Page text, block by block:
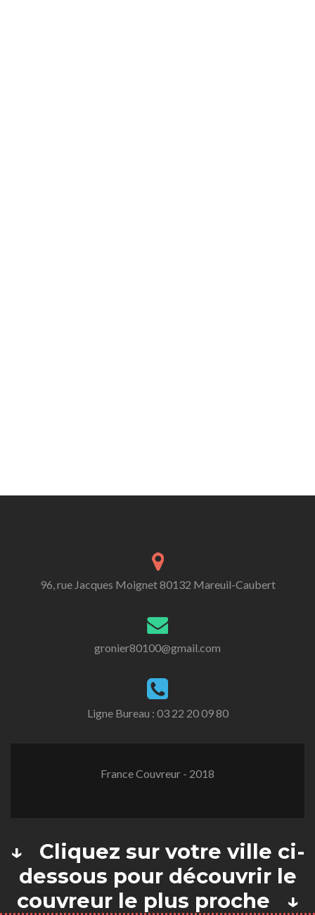
96, rue Jacques Moignet 80132 Mareuil-Caubert
gronier80100@gmail.com
Ligne Bureau : 03 22 20 09 80
France Couvreur - 2018
↓ Cliquez sur votre ville ci-
dessous pour découvrir le
couvreur le plus proche ↓